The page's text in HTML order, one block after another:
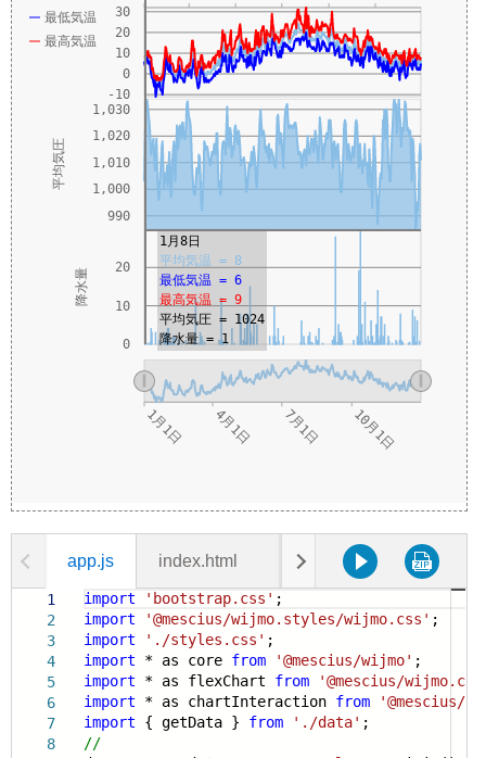
app.js index.html data.js styles.css
1
2
3
4
5
6
7
8
import 'bootstrap.css' ;
import
'@mescius/wijmo.styles/wijmo.css' ;
import
'./styles.css' ;
import * as core from '@mescius/wijmo' ;
import * as flexChart from
'@mescius/
import * as chartInteraction from
'@mescius/
import { getData } from './data' ;
//